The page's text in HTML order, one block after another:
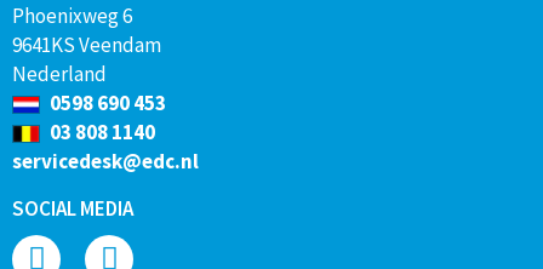
Phoenixweg 6
9641KS Veendam
Nederland
0598 690 453
03 808 1140
servicedesk@edc.nl
SOCIAL MEDIA